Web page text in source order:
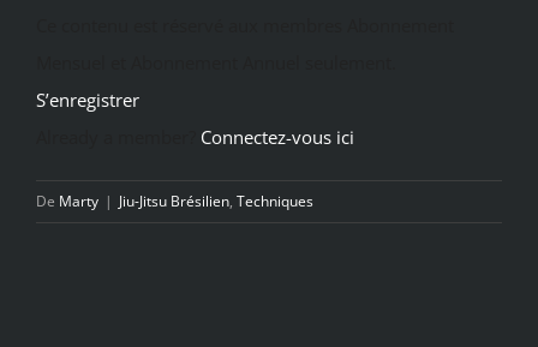
S’enregistrer
Connectez-vous ici
De Marty | Jiu-Jitsu Brésilien, Techniques